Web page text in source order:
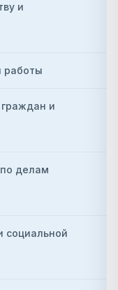
и
работы
и
делам
социальной